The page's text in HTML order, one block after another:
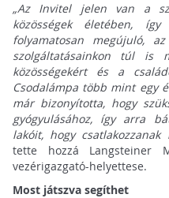
„Az Invitel jelen van a
közösségek életében,
folyamatosan megújuló,
szolgáltatásainkon túl is
közösségekért és a
Csodalámpa több mint egy
már bizonyította, hogy
gyógyulásához, így arra
lakóit, hogy csatlakozzanak
tette hozzá Langsteiner
vezérigazgató-helyettese.
Most játszva segíthet